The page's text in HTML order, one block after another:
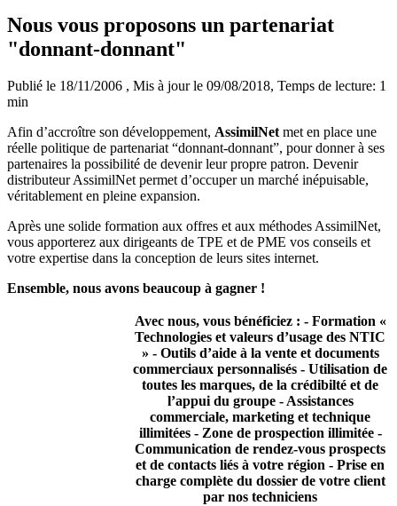
Nous vous proposons un partenariat
"donnant-donnant"
Publié le 18/11/2006 , Mis à jour le 09/08/2018, Temps de lecture: 1
min
Afin d’accroître son développement, AssimilNetmet en place une
réelle politique de partenariat “donnant-donnant”, pour donner à ses
partenaires la possibilité de devenir leur propre patron. Devenir
distributeur AssimilNet permet d’occuper un marché inépuisable,
véritablement en pleine expansion.
Après une solide formation aux offres et aux méthodes AssimilNet,
vous apporterez aux dirigeants de TPE et de PME vos conseils et
votre expertise dans la conception de leurs sites internet.
Ensemble, nous avons beaucoup à gagner !
Avec nous, vous bénéficiez : - Formation «
Technologies et valeurs d’usage des NTIC
» - Outils d’aide à la vente et documents
commerciaux personnalisés - Utilisation de
toutes les marques, de la crédibilté et de
l’appui du groupe - Assistances
commerciale, marketing et technique
illimitées - Zone de prospection illimitée -
Communication de rendez-vous prospects
et de contacts liés à votre région - Prise en
charge complète du dossier de votre client
par nos techniciens